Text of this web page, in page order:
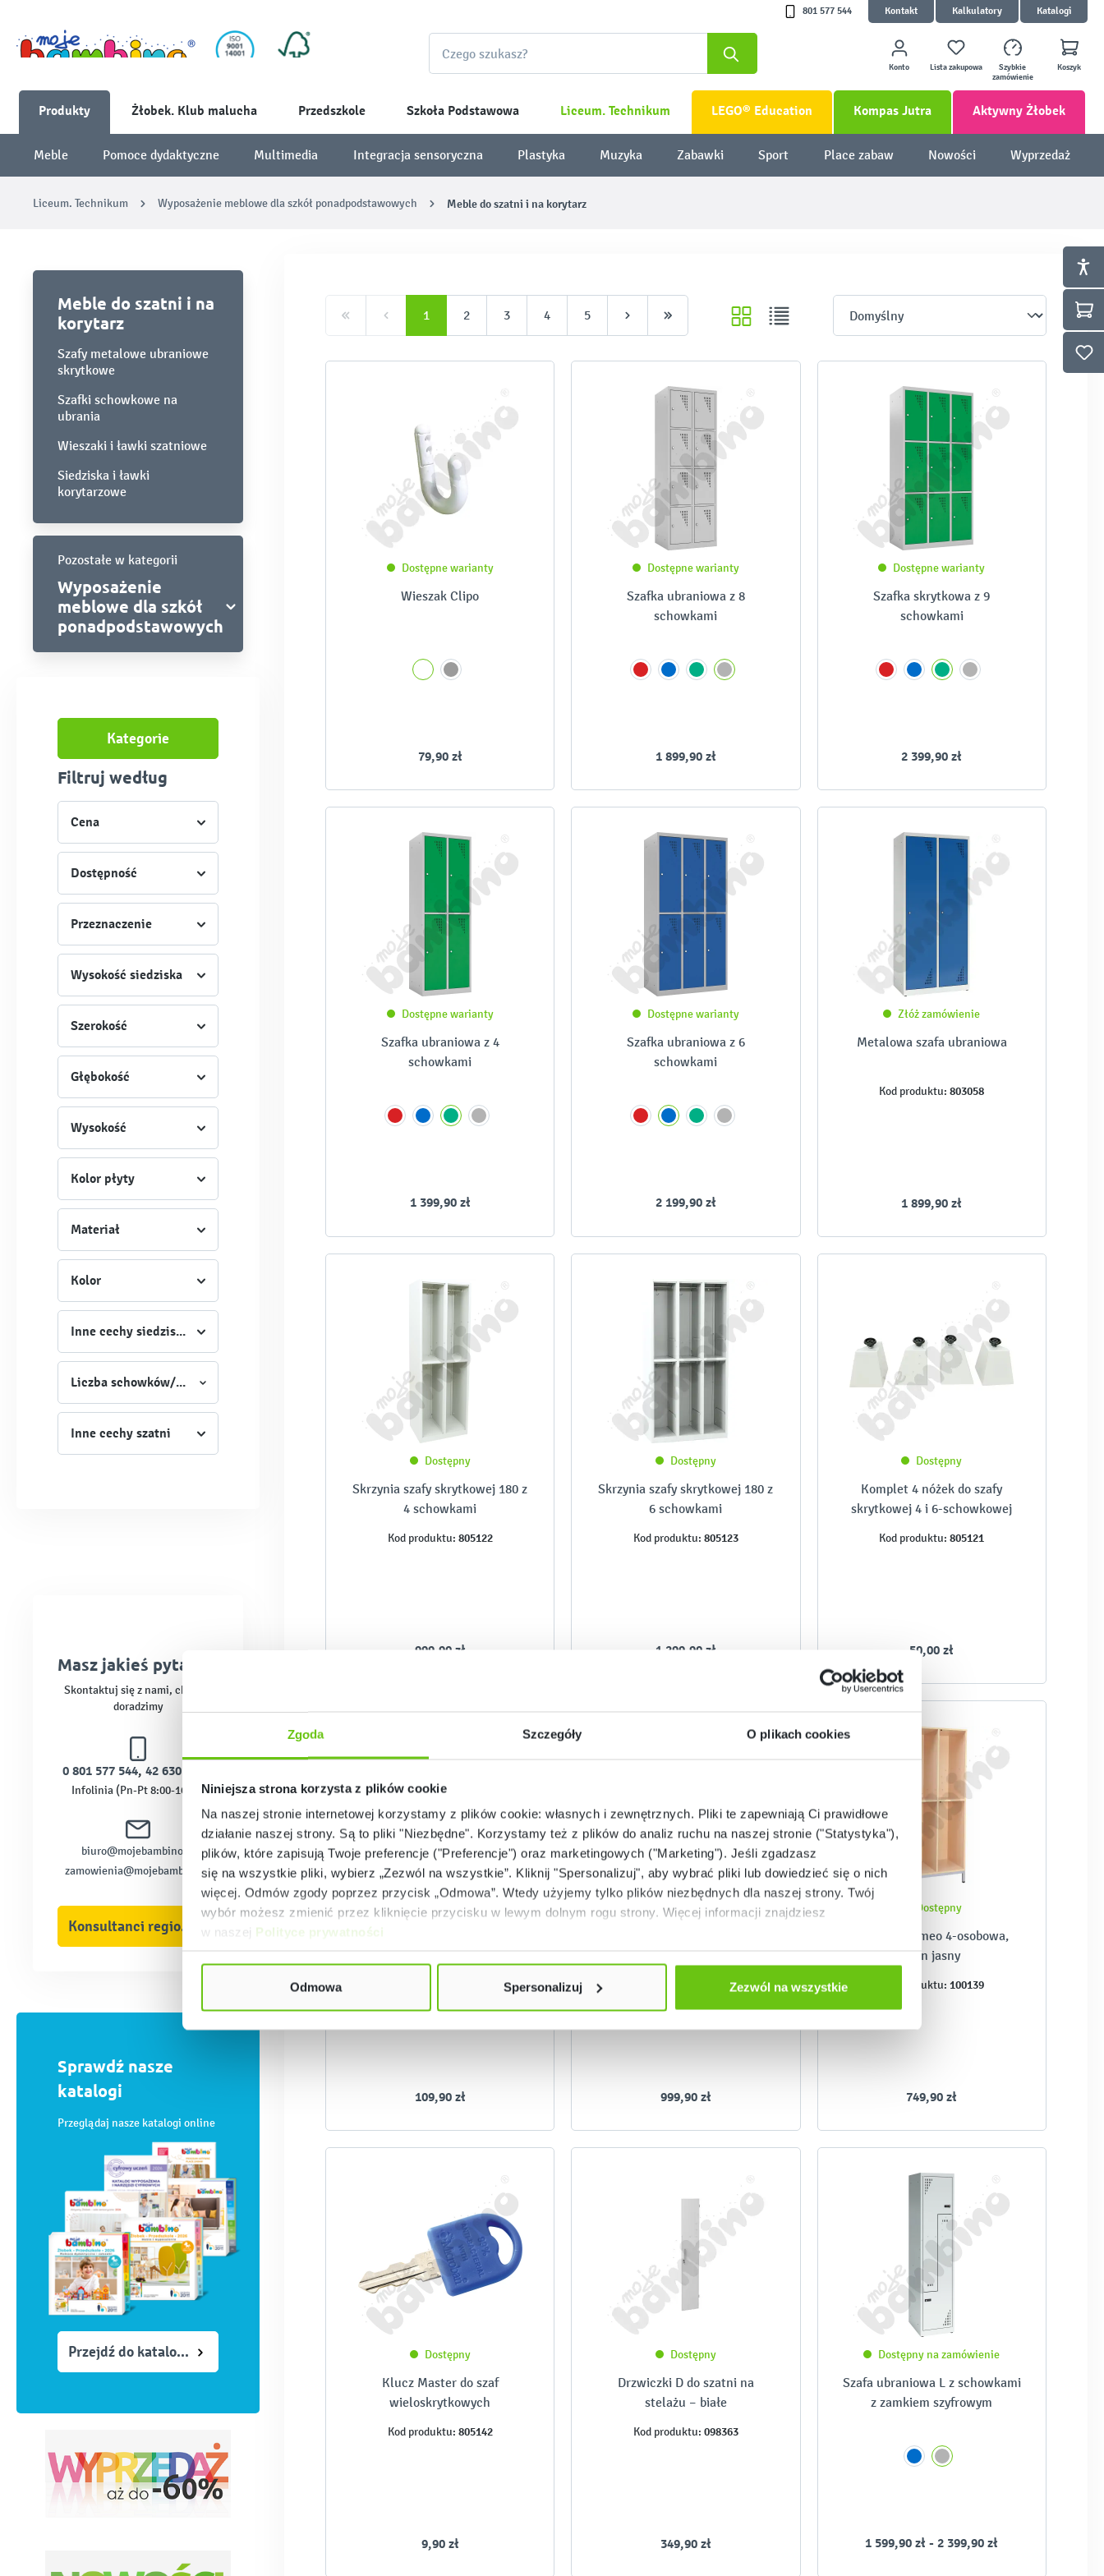
Zgoda Szczegóły O plikach cookies
Niniejsza strona korzysta z plików cookie
Na naszej stronie internetowej korzystamy z plików cookie: własnych i zewnętrznych. Pliki te zapewniają Ci prawidłowe
działanie naszej strony. Są to pliki "Niezbędne". Korzystamy też z plików do analiz ruchu na naszej stronie ("Statystyka"),
plików, które zapisują Twoje preferencje ("Preferencje") oraz marketingowych ("Marketing"). Jeśli zgadzasz
się na wszystkie pliki, wybierz „Zezwól na wszystkie”. Kliknij "Spersonalizuj", aby wybrać pliki lub dowiedzieć się o nich
więcej. Odmów zgody poprzez przycisk „Odmowa”. Wtedy użyjemy tylko plików niezbędnych dla naszej strony. Twój
wybór możesz zmienić przez kliknięcie przycisku w lewym dolnym rogu strony. Więcej informacji znajdziesz
w naszej Polityce prywatności
Odmowa Spersonalizuj Zezwól na wszystkie
801 577 544 Kontakt Kalkulatory Katalogi
Konto Lista zakupowa
Szybkie
zamówienie
Koszyk
Produkty Żłobek. Klub malucha Przedszkole Szkoła Podstawowa Liceum. Technikum LEGO® Education Kompas Jutra Aktywny Żłobek
Meble Pomoce dydaktyczne Multimedia Integracja sensoryczna Plastyka Muzyka Zabawki Sport Place zabaw Nowości Wyprzedaż
Liceum. Technikum Wyposażenie meblowe dla szkół ponadpodstawowych Meble do szatni i na korytarz
Meble do szatni i na
korytarz
Szafy metalowe ubraniowe
skrytkowe
Szafki schowkowe na
ubrania
Wieszaki i ławki szatniowe
Siedziska i ławki
korytarzowe
Pozostałe w kategorii
Wyposażenie
meblowe dla szkół
ponadpodstawowych
Kategorie
Filtruj według
Cena
Dostępność
Przeznaczenie
Wysokość siedziska
Szerokość
Głębokość
Wysokość
Kolor płyty
Materiał
Kolor
Inne cechy siedziska
Liczba schowków/wieszaków
Inne cechy szatni
Masz jakieś pytania?
Skontaktuj się z nami, chętnie
doradzimy
0 801 577 544, 42 630 01 30
Infolinia (Pn-Pt 8:00-16:00)
biuro@mojebambino.pl
zamowienia@mojebambino.pl
Konsultanci regionalni
Sprawdź nasze
katalogi
Przeglądaj nasze katalogi online
Przejdź do katalogów
1 2 3 4 5
Dostępne warianty
Wieszak Clipo
79,90 zł
Dostępne warianty
Szafka ubraniowa z 8
schowkami
1 899,90 zł
Dostępne warianty
Szafka skrytkowa z 9
schowkami
2 399,90 zł
Dostępne warianty
Szafka ubraniowa z 4
schowkami
1 399,90 zł
Dostępne warianty
Szafka ubraniowa z 6
schowkami
2 199,90 zł
Złóż zamówienie
Metalowa szafa ubraniowa
Kod produktu: 803058
1 899,90 zł
Dostępny
Skrzynia szafy skrytkowej 180 z
4 schowkami
Kod produktu: 805122
999,90 zł
Dostępny
Skrzynia szafy skrytkowej 180 z
6 schowkami
Kod produktu: 805123
1 299,90 zł
Dostępny
Komplet 4 nóżek do szafy
skrytkowej 4 i 6-schowkowej
Kod produktu: 805121
50,00 zł
Dostępny na zamówienie
109,90 zł
Dostępny
100138
999,90 zł
Dostępny
Szatnia Frameo 4-osobowa,
klon jasny
Kod produktu: 100139
749,90 zł
Dostępny
Klucz Master do szaf
wieloskrytkowych
Kod produktu: 805142
9,90 zł
Dostępny
Drzwiczki D do szatni na
stelażu – białe
Kod produktu: 098363
349,90 zł
Dostępny na zamówienie
Szafa ubraniowa L z schowkami
z zamkiem szyfrowym
1 599,90 zł - 2 399,90 zł